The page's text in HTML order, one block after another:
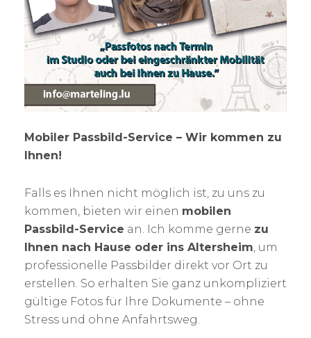
Mobiler Passbild-Service – Wir kommen zu
Ihnen!
Falls es Ihnen nicht möglich ist, zu uns zu
kommen, bieten wir einen mobilen
Passbild-Service an. Ich komme gerne zu
Ihnen nach Hause oder ins Altersheim , um
professionelle Passbilder direkt vor Ort zu
erstellen. So erhalten Sie ganz unkompliziert
gültige Fotos für Ihre Dokumente – ohne
Stress und ohne Anfahrtsweg.